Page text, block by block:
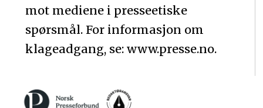
mot mediene i presseetiske
spørsmål. For informasjon om
klageadgang, se: www.presse.no.